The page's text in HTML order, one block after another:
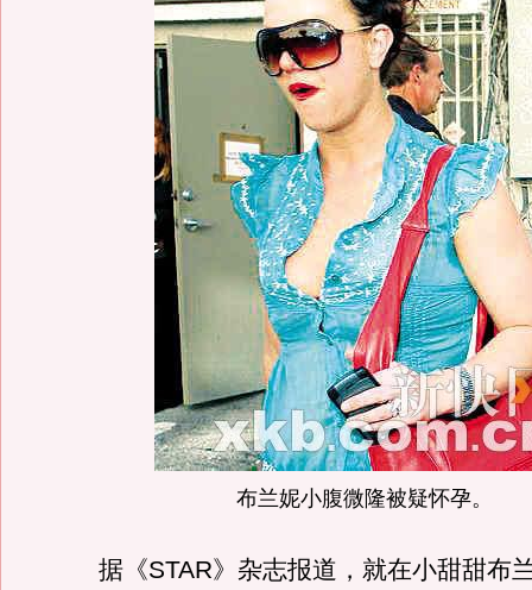
布兰妮小腹微隆被疑怀孕。
据《STAR》杂志报道，就在小甜甜布